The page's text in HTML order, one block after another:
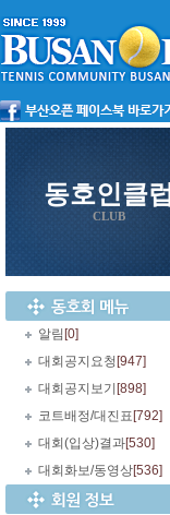
동호인클럽
CLUB
알림 [0]
대회공지요청 [947]
대회공지보기 [898]
코트배정/대진표 [792]
대회(입상)결과[530]
대회화보/동영상[536]